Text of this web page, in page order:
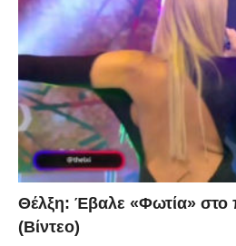
Θέλξη: Έβαλε «Φωτία» στο
(Βίντεο)